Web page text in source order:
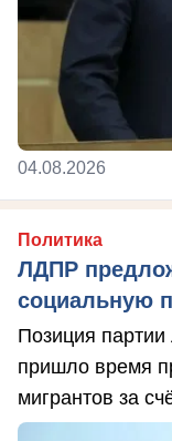
04.08.2026
Политика
ЛДПР
социальную
Позиция
пришло время
мигрантов за